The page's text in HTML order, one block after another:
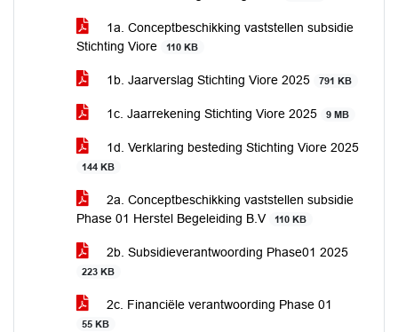
1a. Conceptbeschikking vaststellen subsidie
Stichting Viore
110 KB
1b. Jaarverslag Stichting Viore 2025 791 KB
1c. Jaarrekening Stichting Viore 2025 9 MB
1d. Verklaring besteding Stichting Viore 2025
144 KB
2a. Conceptbeschikking vaststellen subsidie
Phase 01 Herstel Begeleiding B.V
110 KB
2b. Subsidieverantwoording Phase01 2025
223 KB
2c. Financiële verantwoording Phase 01
55 KB